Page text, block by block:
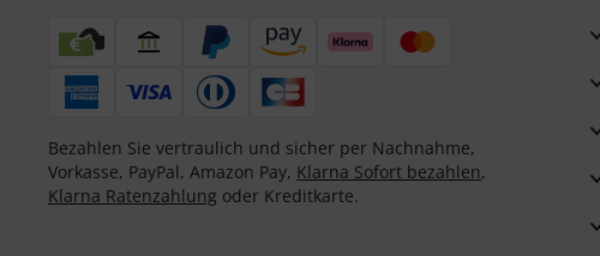
Bezahlen Sie vertraulich und sicher per Nachnahme,
Vorkasse, PayPal, Amazon Pay, Klarna Sofort bezahlen,
Klarna Ratenzahlung oder Kreditkarte.